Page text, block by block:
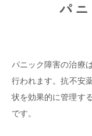
パ
パニック障害の治療
行われます。抗不安
状を効果的に管理す
です。